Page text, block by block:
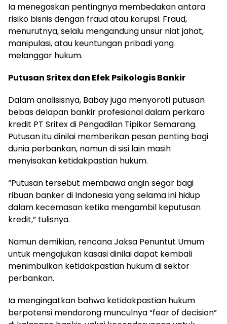
Ia menegaskan pentingnya membedakan antara
risiko bisnis dengan fraud atau korupsi. Fraud,
menurutnya, selalu mengandung unsur niat jahat,
manipulasi, atau keuntungan pribadi yang
melanggar hukum.
Putusan Sritex dan Efek Psikologis Bankir
Dalam analisisnya, Babay juga menyoroti putusan
bebas delapan bankir profesional dalam perkara
kredit PT Sritex di Pengadilan Tipikor Semarang.
Putusan itu dinilai memberikan pesan penting bagi
dunia perbankan, namun di sisi lain masih
menyisakan ketidakpastian hukum.
“Putusan tersebut membawa angin segar bagi
ribuan banker di Indonesia yang selama ini hidup
dalam kecemasan ketika mengambil keputusan
kredit,” tulisnya.
Namun demikian, rencana Jaksa Penuntut Umum
untuk mengajukan kasasi dinilai dapat kembali
menimbulkan ketidakpastian hukum di sektor
perbankan.
Ia mengingatkan bahwa ketidakpastian hukum
berpotensi mendorong munculnya “fear of decision”